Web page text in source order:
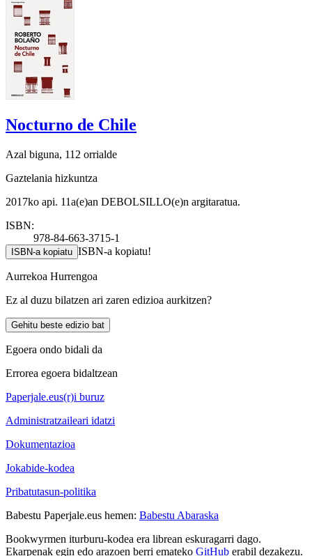
Nocturno de Chile
Azal biguna, 112 orrialde
Gaztelania hizkuntza
2017ko api. 11a(e)an DEBOLSILLO(e)n argitaratua.
ISBN:
978-84-663-3715-1
ISBN-a kopiatu ISBN-a kopiatu!
Aurrekoa Hurrengoa
Ez al duzu bilatzen ari zaren edizioa aurkitzen?
Gehitu beste edizio bat
Egoera ondo bidali da
Errorea egoera bidaltzean
Paperjale.eus(r)i buruz
Administratzaileari idatzi
Dokumentazioa
Jokabide-kodea
Pribatutasun-politika
Babestu Paperjale.eus hemen: Babestu Abaraska
Bookwyrmen iturburu-kodea era librean eskuragarri dago.
Ekarpenak egin edo arazoen berri emateko GitHub erabil dezakezu.